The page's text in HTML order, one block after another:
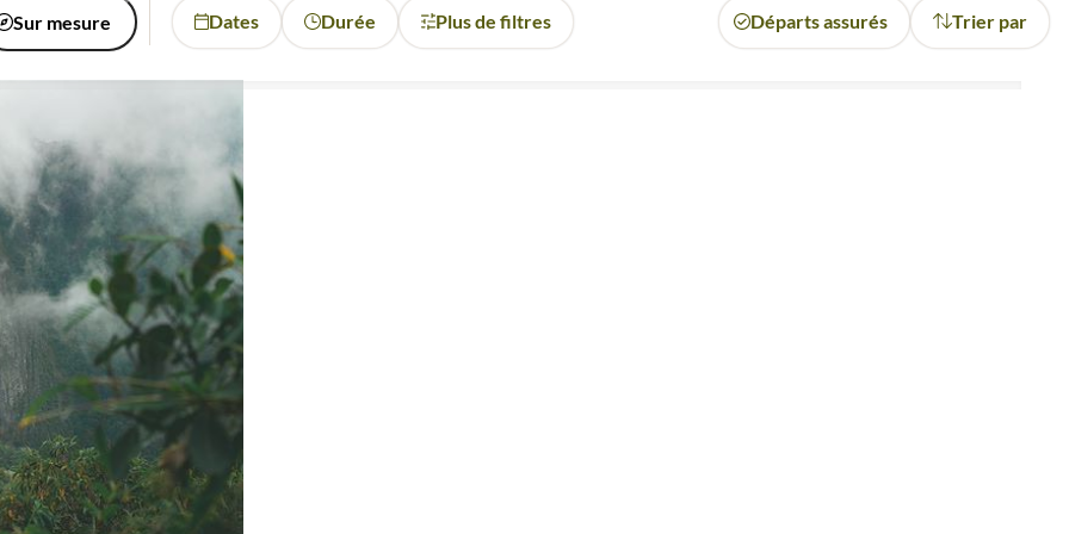
Sur mesure Dates Durée Plus de filtres Départs assurés Trier par